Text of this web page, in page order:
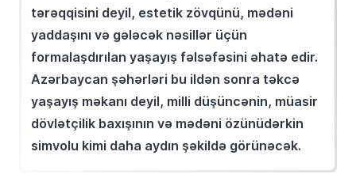
tərəqqisini deyil, estetik zövqünü, mədəni
yaddaşını və gələcək nəsillər üçün
formalaşdırılan yaşayış fəlsəfəsini əhatə edir.
Azərbaycan şəhərləri bu ildən sonra təkcə
yaşayış məkanı deyil, milli düşüncənin, müasir
dövlətçilik baxışının və mədəni özünüdərkin
simvolu kimi daha aydın şəkildə görünəcək.